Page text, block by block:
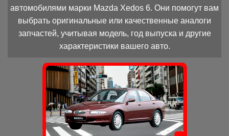
автомобилями марки Mazda Xedos 6. Они помогут вам
выбрать оригинальные или качественные аналоги
запчастей, учитывая модель, год выпуска и другие
характеристики вашего авто.